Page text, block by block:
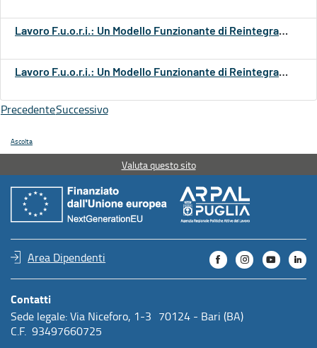
Lavoro F.u.o.r.i.: Un Modello Funzionante di Reintegrazione Sociale.
Lavoro F.u.o.r.i.: Un Modello Funzionante di Reintegrazione Sociale
PrecedenteSuccessivo
Ascolta
Valuta questo sito
Area Dipendenti
Contatti
Sede legale: Via Niceforo, 1-3 70124 - Bari (BA)
C.F. 93497660725